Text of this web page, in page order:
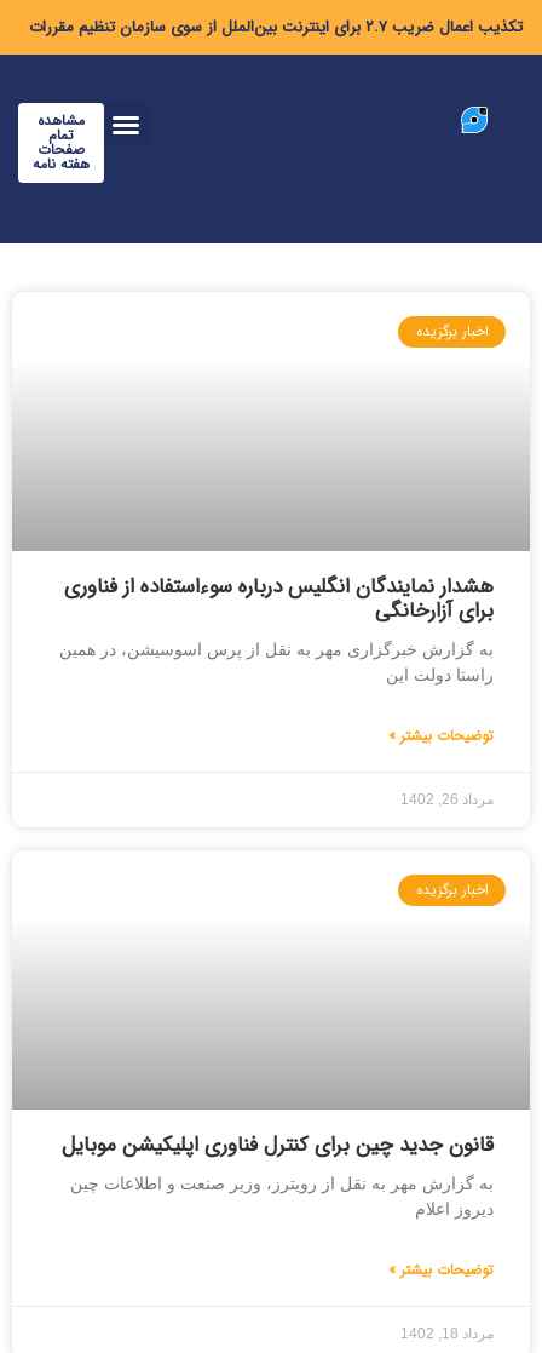
تکذیب اعمال ضریب ۲.۷ برای اینترنت بین‌الملل از سوی سازمان تنظیم مقررات
مشاهده
تمام
صفحات
هفته نامه
اخبار برگزیده
هشدار نمایندگان انگلیس درباره سوءاستفاده از فناوری
برای آزارخانگی
به گزارش خبرگزاری مهر به نقل از پرس اسوسیشن، در همین
راستا دولت این
توضیحات بیشتر »
مرداد 26, 1402
اخبار برگزیده
قانون جدید چین برای کنترل فناوری اپلیکیشن موبایل
به گزارش مهر به نقل از رویترز، وزیر صنعت و اطلاعات چین
دیروز اعلام
توضیحات بیشتر »
مرداد 18, 1402